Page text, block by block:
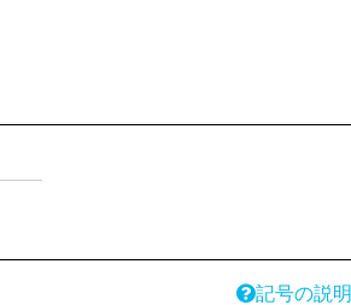
記号の説明